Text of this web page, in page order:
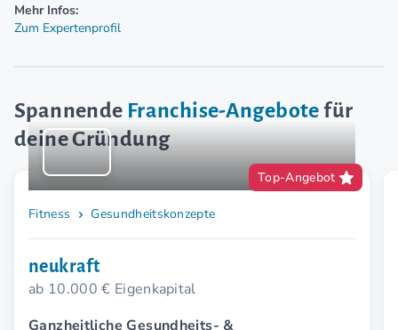
Mehr Infos:
Zum Expertenprofil
Spannende Franchise-Angebotefür
deine Gründung
Top-Angebot
Fitness Gesundheitskonzepte
neukraft
ab 10.000 € Eigenkapital
Ganzheitliche Gesundheits- &